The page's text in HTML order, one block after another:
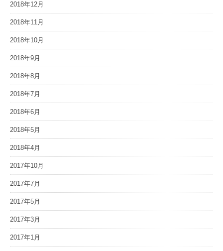
2018年12月
2018年11月
2018年10月
2018年9月
2018年8月
2018年7月
2018年6月
2018年5月
2018年4月
2017年10月
2017年7月
2017年5月
2017年3月
2017年1月